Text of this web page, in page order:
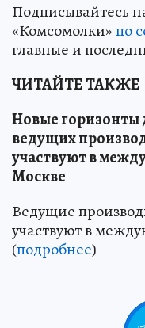
Подписывайтесь
«Комсомолки»по
главные и
ЧИТАЙТЕ ТАКЖЕ
Новые горизонты
ведущих
участвуют в
Москве
Ведущие
участвуют в
(подробнее)